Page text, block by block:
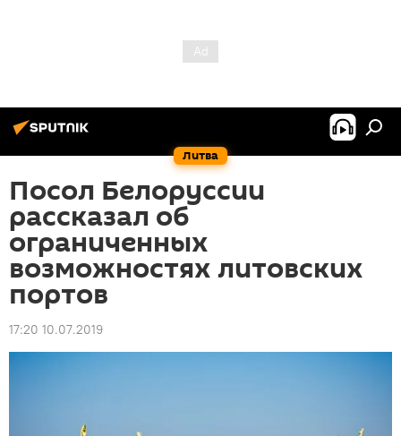
Литва
Посол Белоруссии
рассказал об
ограниченных
возможностях литовских
портов
17:20 10.07.2019